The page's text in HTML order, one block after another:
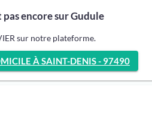
encore sur Gudule
sur notre plateforme.
À SAINT-DENIS - 97490